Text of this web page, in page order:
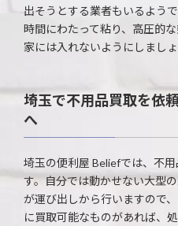
出そうとする業者もいるよう
時間にわたって粘り、高圧的
家には入れないようにしましょ
埼玉で不用品買取を依
へ
埼玉の便利屋 Beliefでは、不
す。自分では動かせない大型
が運び出しから行いますので
に買取可能なものがあれば、